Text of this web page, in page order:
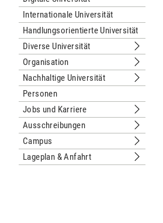
Internationale Universität
Handlungsorientierte Universität
Diverse Universität
Organisation
Nachhaltige Universität
Personen
Jobs und Karriere
Ausschreibungen
Campus
Lageplan & Anfahrt